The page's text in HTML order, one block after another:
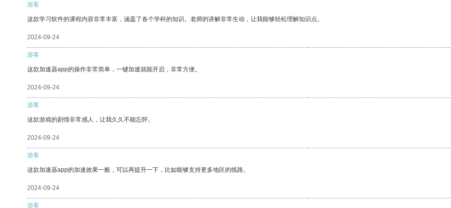
游客
这款学习软件的课程内容非常丰富，涵盖了各个学科的知识。老师的讲解非常生动，让我能够轻松理解知识点。
2024-09-24
游客
这款加速器app的操作非常简单，一键加速就能开启，非常方便。
2024-09-24
游客
这款游戏的剧情非常感人，让我久久不能忘怀。
2024-09-24
游客
这款加速器app的加速效果一般，可以再提升一下，比如能够支持更多地区的线路。
2024-09-24
游客